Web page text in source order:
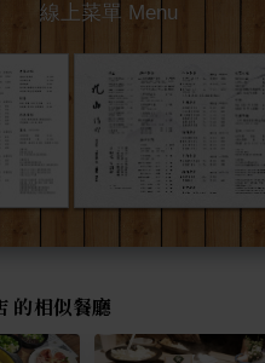
線上菜單 Menu
的相似餐廳